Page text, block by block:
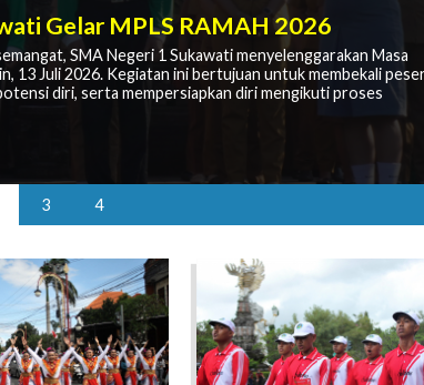
Semangat Kebersamaan
1 Sukawati yang dilaksanakan pada Jumat, 17 Juli
membangun semangat berprestasi dan karakter unggul di
Gelar MPLS RAMAH 2026
SMA Negeri 1 Sukawati menyelenggarakan Masa
13 Juli 2026. Kegiatan ini bertujuan untuk membekali
diri, serta mempersiapkan diri mengikuti proses
1 Sukawati
dinyatakan diterima melalui Sistem Penerimaan Murid Baru
Kembali Bersekolah untuk Meraih
SMA membuka kesempatan bagi masyarakat untuk
1 Sukawati sebagai sekolah induk penyelenggara di
3 4